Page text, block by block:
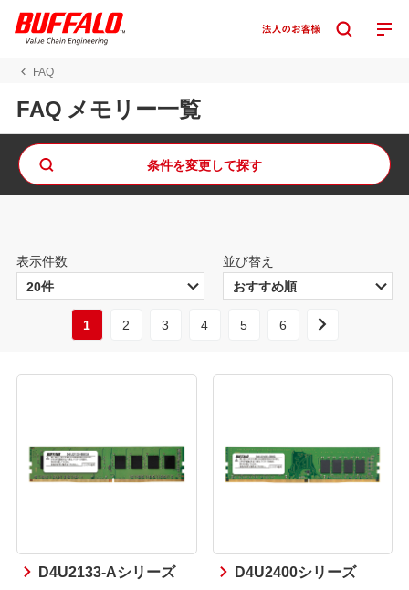
FAQ
FAQ メモリー一覧
条件を変更して探す
表示件数 並び替え
1 2 3 4 5 6
D4U2133-Aシリーズ D4U2400シリーズ